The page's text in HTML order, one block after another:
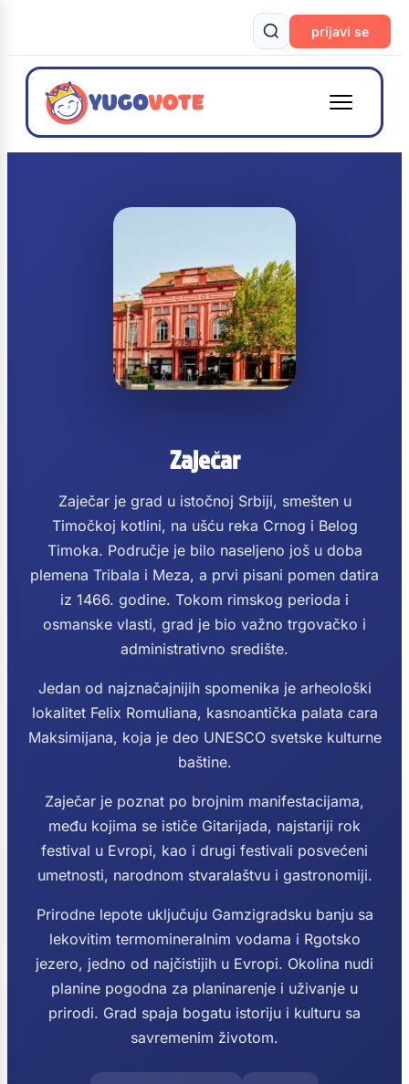
prijavi se
Zaječar
Zaječar je grad u istočnoj Srbiji, smešten u
Timočkoj kotlini, na ušću reka Crnog i Belog
Timoka. Područje je bilo naseljeno još u doba
plemena Tribala i Meza, a prvi pisani pomen datira
iz 1466. godine. Tokom rimskog perioda i
osmanske vlasti, grad je bio važno trgovačko i
administrativno središte.
Jedan od najznačajnijih spomenika je arheološki
lokalitet Felix Romuliana, kasnoantička palata cara
Maksimijana, koja je deo UNESCO svetske kulturne
baštine.
Zaječar je poznat po brojnim manifestacijama,
među kojima se ističe Gitarijada, najstariji rok
festival u Evropi, kao i drugi festivali posvećeni
umetnosti, narodnom stvaralaštvu i gastronomiji.
Prirodne lepote uključuju Gamzigradsku banju sa
lekovitim termomineralnim vodama i Rgotsko
jezero, jedno od najčistijih u Evropi. Okolina nudi
planine pogodna za planinarenje i uživanje u
prirodi. Grad spaja bogatu istoriju i kulturu sa
savremenim životom.